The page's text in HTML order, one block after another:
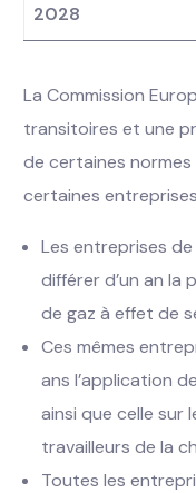
2028
La Commission
transitoires et une
de certaines
certaines
Les entreprises
différer d’un an la
de gaz à effet de
Ces mêmes
ans l’application
ainsi que celle sur
travailleurs de la
Toutes les